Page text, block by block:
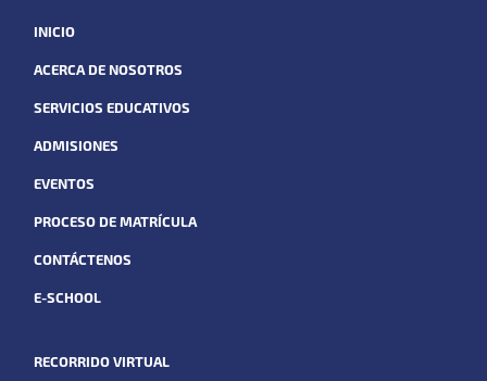
INICIO
ACERCA DE NOSOTROS
SERVICIOS EDUCATIVOS
ADMISIONES
EVENTOS
PROCESO DE MATRÍCULA
CONTÁCTENOS
E-SCHOOL
RECORRIDO VIRTUAL